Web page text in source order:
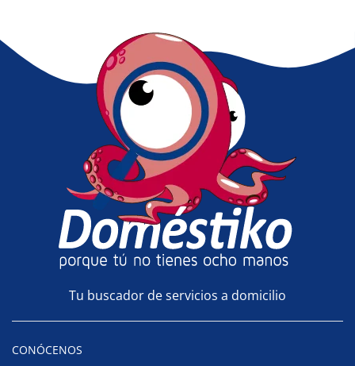
Tu buscador de servicios a domicilio
CONÓCENOS